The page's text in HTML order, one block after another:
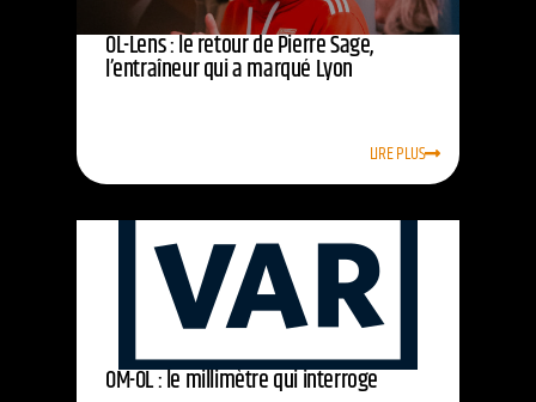
OL-Lens : le retour de Pierre Sage,
l’entraîneur qui a marqué Lyon
LIRE PLUS
OM-OL : le millimètre qui interroge